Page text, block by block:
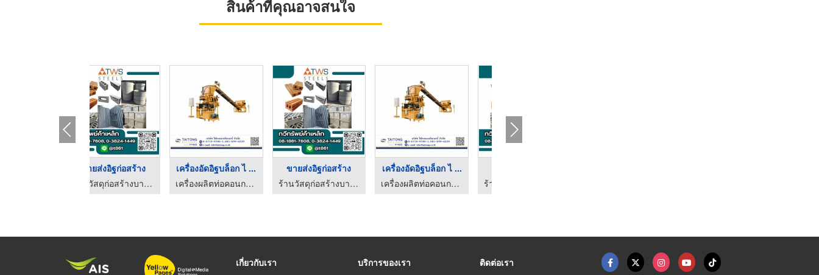
สินค้าที่คุณอาจสนใจ
ขายส่งอิฐก่อสร้าง
เครื่องอัดอิฐบล็อก ไ ...
ขายส่งอิฐก่อสร้าง
เครื่องอัดอิฐบล็อก ไ ...
เกี่ยวกับเรา บริการของเรา ติดต่อเรา